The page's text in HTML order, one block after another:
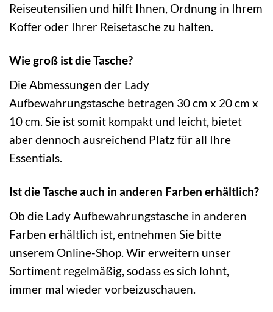
Reiseutensilien und hilft Ihnen, Ordnung in Ihrem
Koffer oder Ihrer Reisetasche zu halten.
Wie groß ist die Tasche?
Die Abmessungen der Lady
Aufbewahrungstasche betragen 30 cm x 20 cm x
10 cm. Sie ist somit kompakt und leicht, bietet
aber dennoch ausreichend Platz für all Ihre
Essentials.
Ist die Tasche auch in anderen Farben erhältlich?
Ob die Lady Aufbewahrungstasche in anderen
Farben erhältlich ist, entnehmen Sie bitte
unserem Online-Shop. Wir erweitern unser
Sortiment regelmäßig, sodass es sich lohnt,
immer mal wieder vorbeizuschauen.